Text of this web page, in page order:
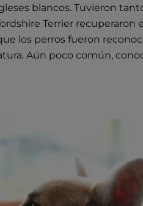
blancos. Tuvieron
Terrier recuperaron
los perros fueron
Aún poco común,